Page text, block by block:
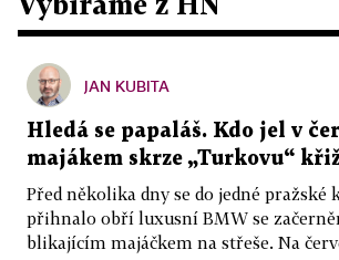
JAN KUBITA
Hledá se papaláš. Kdo jel v
majákem skrze „Turkovu“
Před několika dny se do jedné pražské
přihnalo obří luxusní BMW se
blikajícím majáčkem na střeše. Na